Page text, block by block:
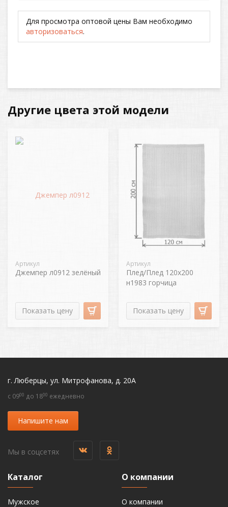
Для просмотра оптовой цены Вам необходимо
авторизоваться.
Другие цвета этой модели
Артикул
Джемпер л0912 зелёный
Показать цену
Артикул
Плед/Плед 120х200
н1983 горчица
Показать цену
г. Люберцы, ул. Митрофанова, д. 20А
c 0900 до 1800 ежедневно
Напишите нам
Мы в соцсетях
Каталог
Мужское
О компании
О компании